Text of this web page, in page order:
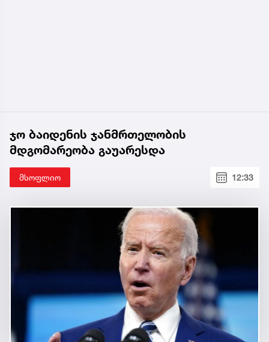
ჯო ბაიდენის ჯანმრთელობის
მდგომარეობა გაუარესდა
მსოფლიო 12:33